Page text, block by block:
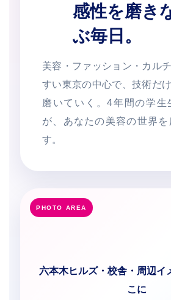
感性を磨き
ぶ毎日。
美容・ファッション・カル
すい東京の中心で、技術だ
磨いていく。4年間の学生
が、あなたの美容の世界を
す。
六本木ヒルズ・校舎・周辺イ
こに